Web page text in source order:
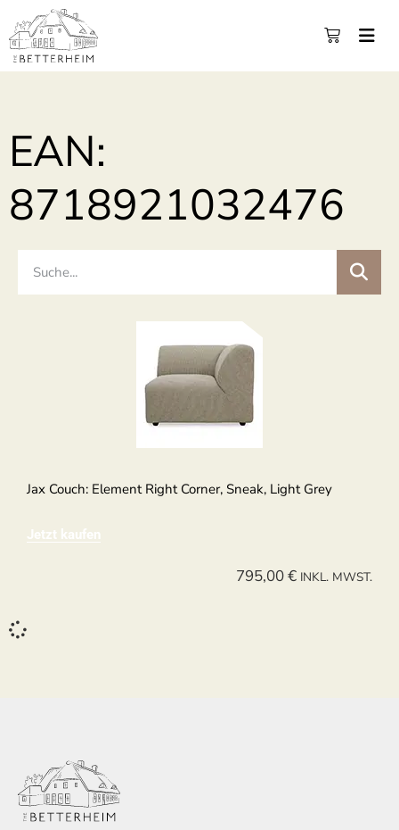
EAN:
8718921032476
Jax Couch: Element Right Corner, Sneak, Light Grey
Jetzt kaufen
795,00€ INKL. MWST.